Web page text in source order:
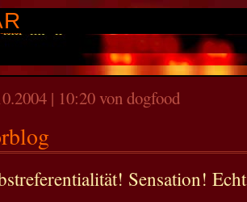
| 10:20 von dogfood
Sensation!